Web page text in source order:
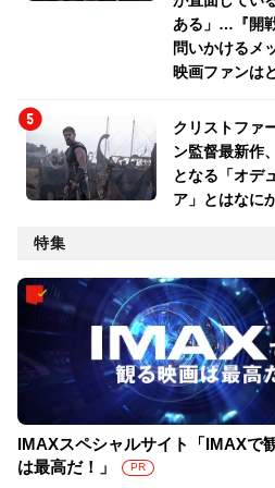
ある」…『開
問いかけるメ
映画ファンは
クリストファ
ン監督最新作
となる「オデ
ア」とはなに
特集
IMAXスペシャルサイト「IMAXで
は最高だ！」
PR